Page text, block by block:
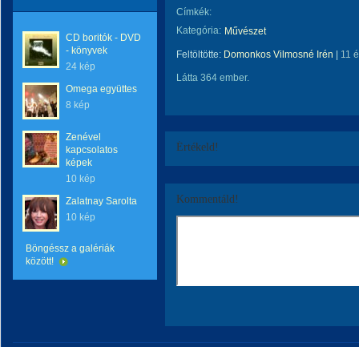
CD boritók - DVD
- könyvek
24 kép
Omega együttes
8 kép
Zenével
kapcsolatos
képek
10 kép
Zalatnay Sarolta
10 kép
Böngéssz a galériák
között!
Címkék:
Kategória: Művészet
Feltöltötte: Domonkos Vilmosné Irén 11
Látta 364 ember.
Értékeld!
Kommentáld!